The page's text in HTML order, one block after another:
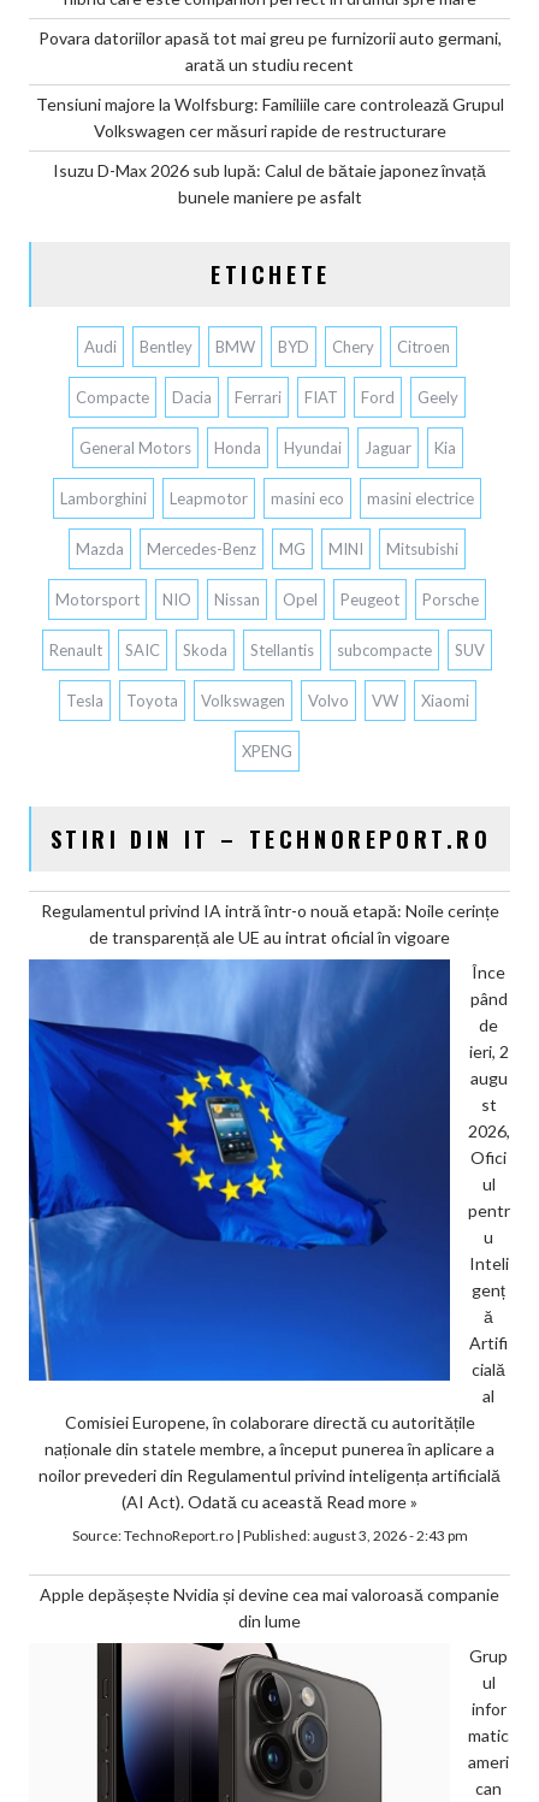
Povara datoriilor apasă tot mai greu pe furnizorii auto germani,
arată un studiu recent
Tensiuni majore la Wolfsburg: Familiile care controlează Grupul
Volkswagen cer măsuri rapide de restructurare
Isuzu D-Max 2026 sub lupă: Calul de bătaie japonez învață
bunele maniere pe asfalt
ETICHETE
Audi Bentley BMW BYD Chery Citroen
Compacte Dacia Ferrari FIAT Ford Geely
General Motors Honda Hyundai Jaguar Kia
Lamborghini Leapmotor masini eco masini electrice
Mazda Mercedes-Benz MG MINI Mitsubishi
Motorsport NIO Nissan Opel Peugeot Porsche
Renault SAIC Skoda Stellantis subcompacte SUV
Tesla Toyota Volkswagen Volvo VW Xiaomi
XPENG
STIRI DIN IT – TECHNOREPORT.RO
Regulamentul privind IA intră într-o nouă etapă: Noile cerințe
de transparență ale UE au intrat oficial în vigoare
Înce
pând
de
ieri, 2
augu
st
2026,
Ofici
ul
pentr
u
Inteli
genț
ă
Artifi
cială
al
Comisiei Europene, în colaborare directă cu autoritățile
naționale din statele membre, a început punerea în aplicare a
noilor prevederi din Regulamentul privind inteligența artificială
(AI Act). Odată cu această Read more »
Source:TechnoReport.ro| Published:august 3, 2026 - 2:43 pm
Apple depășește Nvidia și devine cea mai valoroasă companie
din lume
Grup
ul
infor
matic
ameri
can